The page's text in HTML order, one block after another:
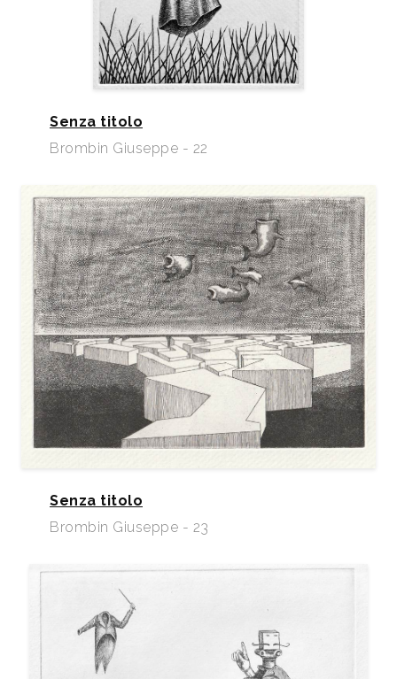
Senza titolo
Brombin Giuseppe - 22
Senza titolo
Brombin Giuseppe - 23